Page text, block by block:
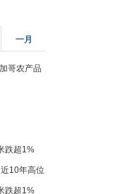
一月
哥农产品
跌超1%
10年高位
跌超1%